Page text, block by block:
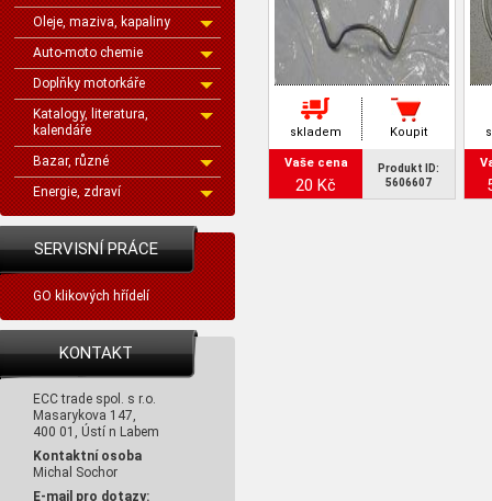
Oleje, maziva, kapaliny
Auto-moto chemie
Doplňky motorkáře
Katalogy, literatura,
kalendáře
Bazar, různé
Energie, zdraví
SERVISNÍ PRÁCE
GO klikových hřídelí
KONTAKT
ECC trade spol. s r.o.
Masarykova 147,
400 01, Ústí n Labem
Kontaktní osoba
Michal Sochor
E-mail pro dotazy:
skladem Koupit
Vaše cena
20 Kč
Produkt ID:
5606607